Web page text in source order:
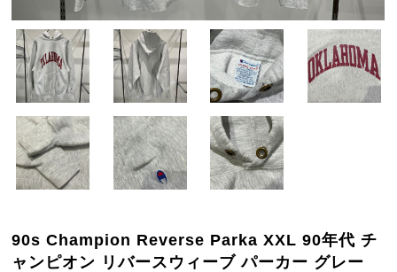
90s Champion Reverse Parka XXL 90年代 チ
ャンピオン リバースウィーブ パーカー グレー